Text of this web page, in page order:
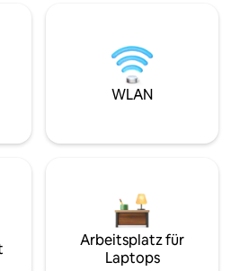
WLAN
Arbeitsplatz für
Laptops